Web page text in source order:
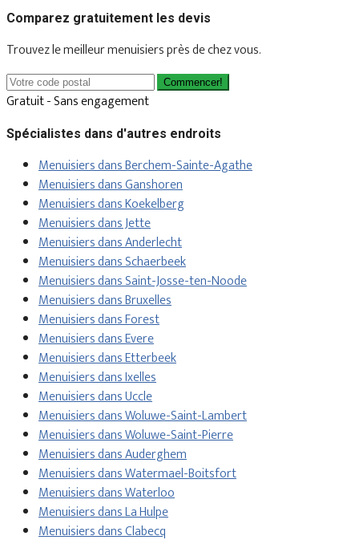
Comparez gratuitement les devis
Trouvez le meilleur menuisiers près de chez vous.
Commencer!
Gratuit - Sans engagement
Spécialistes dans d'autres endroits
Menuisiers dans Berchem-Sainte-Agathe
Menuisiers dans Ganshoren
Menuisiers dans Koekelberg
Menuisiers dans Jette
Menuisiers dans Anderlecht
Menuisiers dans Schaerbeek
Menuisiers dans Saint-Josse-ten-Noode
Menuisiers dans Bruxelles
Menuisiers dans Forest
Menuisiers dans Evere
Menuisiers dans Etterbeek
Menuisiers dans Ixelles
Menuisiers dans Uccle
Menuisiers dans Woluwe-Saint-Lambert
Menuisiers dans Woluwe-Saint-Pierre
Menuisiers dans Auderghem
Menuisiers dans Watermael-Boitsfort
Menuisiers dans Waterloo
Menuisiers dans La Hulpe
Menuisiers dans Clabecq